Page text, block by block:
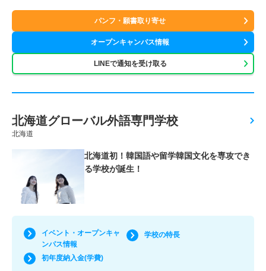
パンフ・願書取り寄せ
オープンキャンパス情報
LINEで通知を受け取る
北海道グローバル外語専門学校
北海道
北海道初！韓国語や留学韓国文化を専攻でき
る学校が誕生！
イベント・オープンキャ
ンパス情報
学校の特長
初年度納入金(学費)